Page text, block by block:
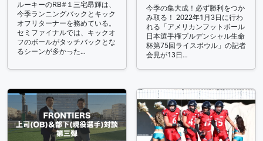
ルーキーのRB#１三宅昂輝は、
今季ランニングバックとキック
オフリターナーを務めている。
セミファイナルでは、キックオ
フのボールがタッチバックとな
るシーンが多かった…
今季の集大成！必ず勝利をつか
み取る！ 2022年1月3日に行わ
れる「アメリカンフットボール
日本選手権プルデンシャル生命
杯第75回ライスボウル」の記者
会見が13日…